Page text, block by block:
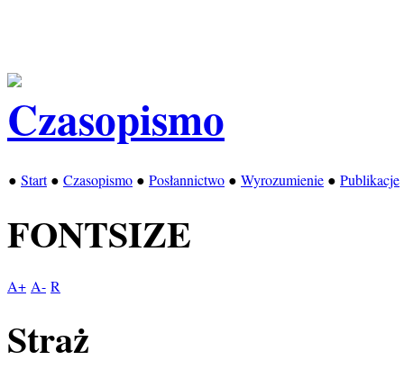
● Start● Czasopismo ● Posłannictwo ● Wyrozumienie ● Publikacje
FONTSIZE
A+ A- R
Straż